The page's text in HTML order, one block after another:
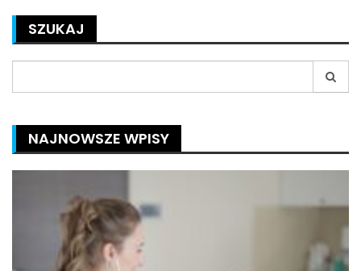
SZUKAJ
for:
NAJNOWSZE WPISY